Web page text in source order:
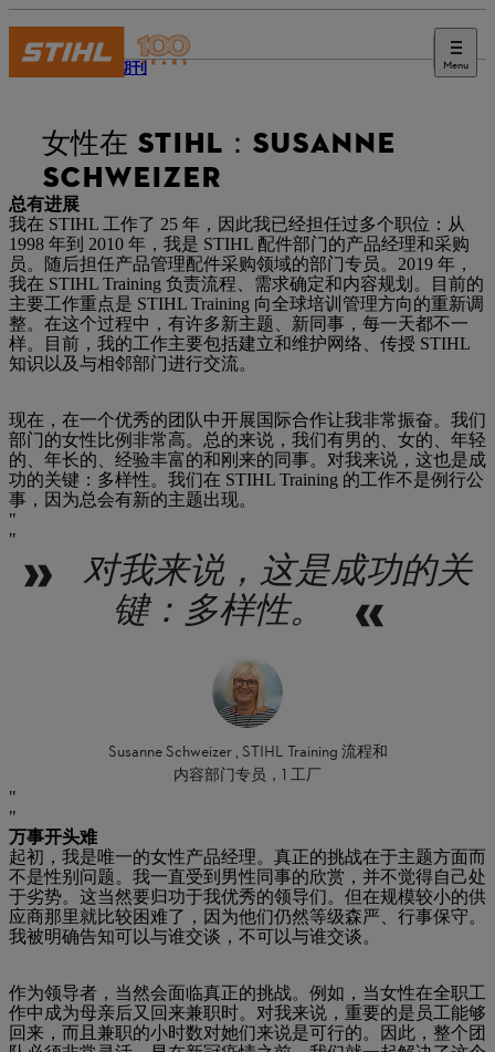
Menu
STIHL 期刊
女性在 STIHL：SUSANNE
SCHWEIZER
总有进展
我在 STIHL 工作了 25 年，因此我已经担任过多个职位：从
1998 年到 2010 年，我是 STIHL 配件部门的产品经理和采购
员。随后担任产品管理配件采购领域的部门专员。2019 年，
我在 STIHL Training 负责流程、需求确定和内容规划。目前的
主要工作重点是 STIHL Training 向全球培训管理方向的重新调
整。在这个过程中，有许多新主题、新同事，每一天都不一
样。目前，我的工作主要包括建立和维护网络、传授 STIHL
知识以及与相邻部门进行交流。
现在，在一个优秀的团队中开展国际合作让我非常振奋。我们
部门的女性比例非常高。总的来说，我们有男的、女的、年轻
的、年长的、经验丰富的和刚来的同事。对我来说，这也是成
功的关键：多样性。我们在 STIHL Training 的工作不是例行公
事，因为总会有新的主题出现。
对我来说，这是成功的关
键：多样性。
Susanne Schweizer , STIHL Training 流程和
内容部门专员，1 工厂
万事开头难
起初，我是唯一的女性产品经理。真正的挑战在于主题方面而
不是性别问题。我一直受到男性同事的欣赏，并不觉得自己处
于劣势。这当然要归功于我优秀的领导们。但在规模较小的供
应商那里就比较困难了，因为他们仍然等级森严、行事保守。
我被明确告知可以与谁交谈，不可以与谁交谈。
作为领导者，当然会面临真正的挑战。例如，当女性在全职工
作中成为母亲后又回来兼职时。对我来说，重要的是员工能够
回来，而且兼职的小时数对她们来说是可行的。因此，整个团